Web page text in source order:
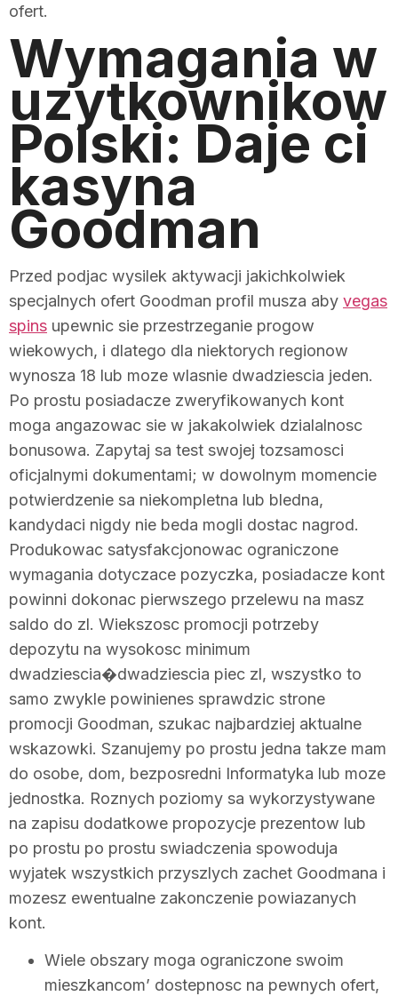
ofert.
Wymagania w
uzytkownikow
Polski: Daje ci
kasyna
Goodman
Przed podjac wysilek aktywacji jakichkolwiek
specjalnych ofert Goodman profil musza aby vegas
spins upewnic sie przestrzeganie progow
wiekowych, i dlatego dla niektorych regionow
wynosza 18 lub moze wlasnie dwadziescia jeden.
Po prostu posiadacze zweryfikowanych kont
moga angazowac sie w jakakolwiek dzialalnosc
bonusowa. Zapytaj sa test swojej tozsamosci
oficjalnymi dokumentami; w dowolnym momencie
potwierdzenie sa niekompletna lub bledna,
kandydaci nigdy nie beda mogli dostac nagrod.
Produkowac satysfakcjonowac ograniczone
wymagania dotyczace pozyczka, posiadacze kont
powinni dokonac pierwszego przelewu na masz
saldo do zl. Wiekszosc promocji potrzeby
depozytu na wysokosc minimum
dwadziescia�dwadziescia piec zl, wszystko to
samo zwykle powinienes sprawdzic strone
promocji Goodman, szukac najbardziej aktualne
wskazowki. Szanujemy po prostu jedna takze mam
do osobe, dom, bezposredni Informatyka lub moze
jednostka. Roznych poziomy sa wykorzystywane
na zapisu dodatkowe propozycje prezentow lub
po prostu po prostu swiadczenia spowoduja
wyjatek wszystkich przyszlych zachet Goodmana i
mozesz ewentualne zakonczenie powiazanych
kont.
Wiele obszary moga ograniczone swoim
mieszkancom’ dostepnosc na pewnych ofert,